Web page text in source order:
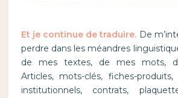
Et je continue de traduire. De
perdre dans les méandres
de mes textes, de mes mots,
Articles, mots-clés, fiches-
institutionnels, contrats,